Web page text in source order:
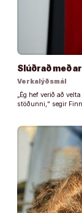
Slúðrað með
Verkalýðsmál
„Ég hef verið að
stöðunni,“ segir